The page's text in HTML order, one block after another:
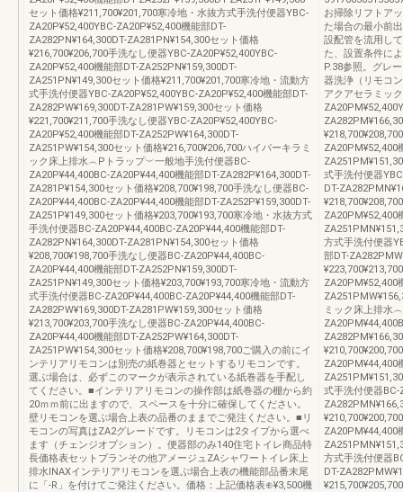
セット価格¥211,700¥201,700寒冷地・水抜方式手洗付便器YBC-
ZA20P¥52,400YBC-ZA20P¥52,400機能部DT-
ZA282PN¥164,300DT-ZA281PN¥154,300セット価格
¥216,700¥206,700手洗なし便器YBC-ZA20P¥52,400YBC-
ZA20P¥52,400機能部DT-ZA252PN¥159,300DT-
ZA251PN¥149,300セット価格¥211,700¥201,700寒冷地・流動方
式手洗付便器YBC-ZA20P¥52,400YBC-ZA20P¥52,400機能部DT-
ZA282PW¥169,300DT-ZA281PW¥159,300セット価格
¥221,700¥211,700手洗なし便器YBC-ZA20P¥52,400YBC-
ZA20P¥52,400機能部DT-ZA252PW¥164,300DT-
ZA251PW¥154,300セット価格¥216,700¥206,700ハイパーキラミ
ック床上排水︵Pトラップ︶一般地手洗付便器BC-
ZA20P¥44,400BC-ZA20P¥44,400機能部DT-ZA282P¥164,300DT-
ZA281P¥154,300セット価格¥208,700¥198,700手洗なし便器BC-
ZA20P¥44,400BC-ZA20P¥44,400機能部DT-ZA252P¥159,300DT-
ZA251P¥149,300セット価格¥203,700¥193,700寒冷地・水抜方式
手洗付便器BC-ZA20P¥44,400BC-ZA20P¥44,400機能部DT-
ZA282PN¥164,300DT-ZA281PN¥154,300セット価格
¥208,700¥198,700手洗なし便器BC-ZA20P¥44,400BC-
ZA20P¥44,400機能部DT-ZA252PN¥159,300DT-
ZA251PN¥149,300セット価格¥203,700¥193,700寒冷地・流動方
式手洗付便器BC-ZA20P¥44,400BC-ZA20P¥44,400機能部DT-
ZA282PW¥169,300DT-ZA281PW¥159,300セット価格
¥213,700¥203,700手洗なし便器BC-ZA20P¥44,400BC-
ZA20P¥44,400機能部DT-ZA252PW¥164,300DT-
ZA251PW¥154,300セット価格¥208,700¥198,700ご購入の前にイ
ンテリアリモコンは別売の紙巻器とセットするリモコンです。
選ぶ場合は、必ずこのマークが表示されている紙巻器を手配し
てください。■インテリアリモコンの操作部は紙巻器の棚から約
20ｍｍ前に出ますので、スペースを十分に確保してください。
壁リモコンを選ぶ場合上表の品番のままでご発注ください。■リ
モコンの写真はZA2グレードです。リモコンは2タイプから選べ
ます（チェンジオプション）。便器部のみ140住宅トイレ商品特
長価格表セットプランその他アメージュZAシャワートイレ床上
排水INAXインテリアリモコンを選ぶ場合上表の機能部品番末尾
に「-R」を付けてご発注ください。価格：上記価格表⊕¥3,500機
お掃除リフトア
た場合の最小前
設配管を流用し
た、設置条件に
P.38参照。グレ
器洗浄（リモコ
アクアセラミッ
ZA20PM¥52,400
式手洗付便器
DT-
ZA20PM¥52,400
方式手洗付便器
部DT-
ZA20PM¥52,400
ミック床上排水
ZA20PM¥44,400
式手洗付便器BC-
ZA20PM¥44,400
方式手洗付便器
DT-